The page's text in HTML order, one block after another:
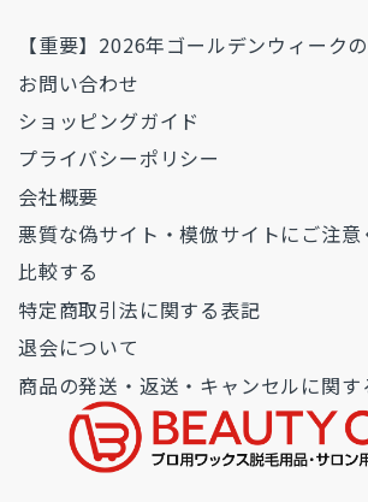
【重要】2026年ゴールデンウィーク
お問い合わせ
ショッピングガイド
プライバシーポリシー
会社概要
悪質な偽サイト・模倣サイトにご注意
比較する
特定商取引法に関する表記
退会について
商品の発送・返送・キャンセルに関す